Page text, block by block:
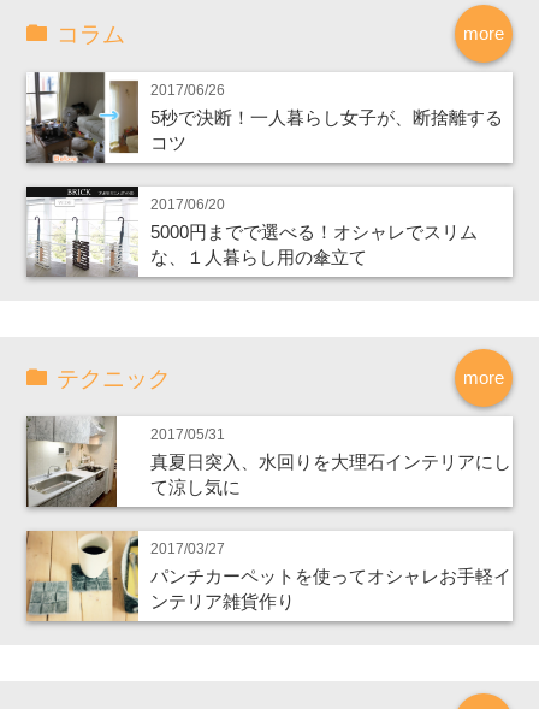
more
コラム
2017/06/26
5秒で決断！一人暮らし女子が、断捨離する
コツ
2017/06/20
5000円までで選べる！オシャレでスリム
な、１人暮らし用の傘立て
more
テクニック
2017/05/31
真夏日突入、水回りを大理石インテリアにし
て涼し気に
2017/03/27
パンチカーペットを使ってオシャレお手軽イ
ンテリア雑貨作り